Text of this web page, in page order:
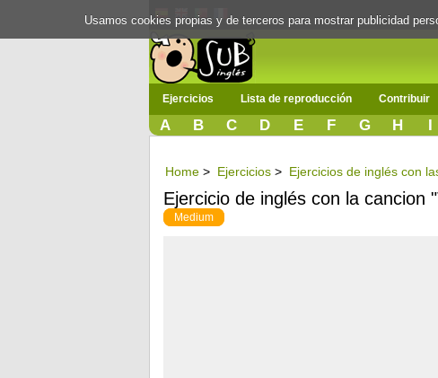
Ejercicios Lista de reproducción Contribuir
A B C D E F G H I
Home > Ejercicios > Ejercicios de inglés con
Ejercicio de inglés con la cancion
Medium
Usamos cookies propias y de terceros para mostrar publicidad